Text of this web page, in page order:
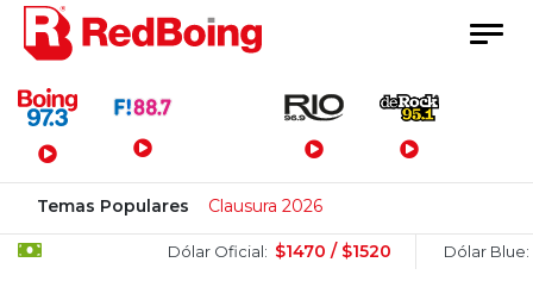
Menú Principal
Temas Populares Clausura 2026
Dólar Oficial: $1470 / $1520 Dólar Blue: